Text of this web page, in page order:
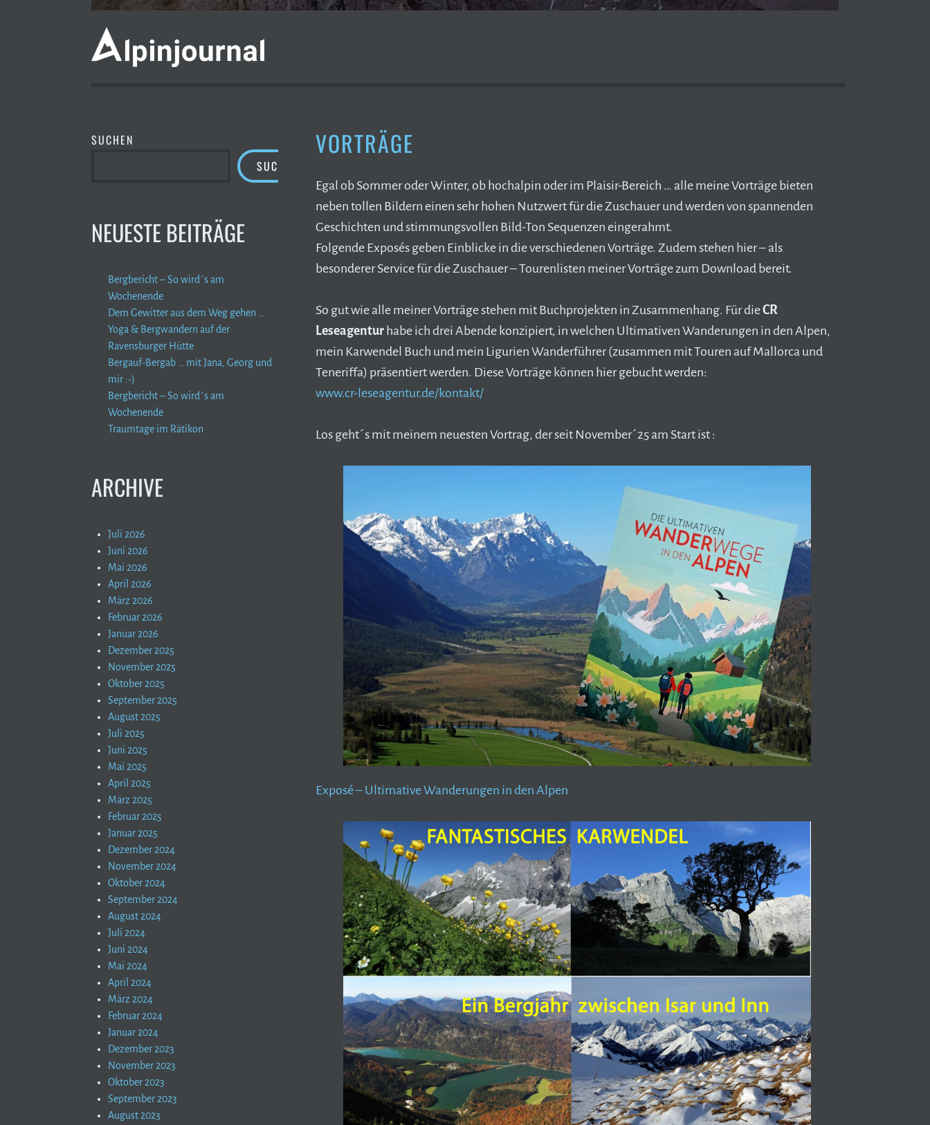
VORTRÄGE
Egal ob Sommer oder Winter, ob hochalpin oder im Plaisir-Bereich … alle meine Vorträge bieten
neben tollen Bildern einen sehr hohen Nutzwert für die Zuschauer und werden von spannenden
Geschichten und stimmungsvollen Bild-Ton Sequenzen eingerahmt.
Folgende Exposés geben Einblicke in die verschiedenen Vorträge. Zudem stehen hier – als
besonderer Service für die Zuschauer – Tourenlisten meiner Vorträge zum Download bereit.
So gut wie alle meiner Vorträge stehen mit Buchprojekten in Zusammenhang. Für dieCR
Leseagentur habe ich drei Abende konzipiert, in welchen Ultimativen Wanderungen in den Alpen,
mein Karwendel Buch und mein Ligurien Wanderführer (zusammen mit Touren auf Mallorca und
Teneriffa) präsentiert werden. Diese Vorträge können hier gebucht werden:
www.cr-leseagentur.de/kontakt/
Los geht´s mit meinem neuesten Vortrag, der seit November´25 am Start ist :
Exposé – Ultimative Wanderungen in den Alpen
SUCHEN
SUCHEN
NEUESTE BEITRÄGE
Bergbericht – So wird´s am
Wochenende
Dem Gewitter aus dem Weg gehen …
Yoga & Bergwandern auf der
Ravensburger Hütte
Bergauf-Bergab … mit Jana, Georg und
mir :-)
Bergbericht – So wird´s am
Wochenende
Traumtage im Rätikon
ARCHIVE
Juli 2026
Juni 2026
Mai 2026
April 2026
März 2026
Februar 2026
Januar 2026
Dezember 2025
November 2025
Oktober 2025
September 2025
August 2025
Juli 2025
Juni 2025
Mai 2025
April 2025
März 2025
Februar 2025
Januar 2025
Dezember 2024
November 2024
Oktober 2024
September 2024
August 2024
Juli 2024
Juni 2024
Mai 2024
April 2024
März 2024
Februar 2024
Januar 2024
Dezember 2023
November 2023
Oktober 2023
September 2023
August 2023